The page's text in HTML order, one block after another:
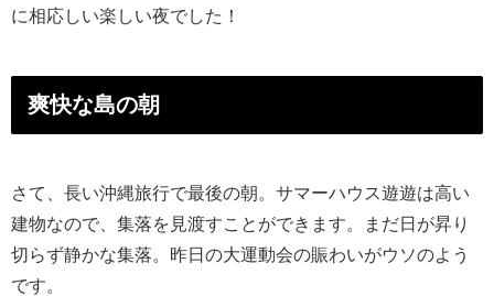
に相応しい楽しい夜でした！
爽快な島の朝
さて、長い沖縄旅行で最後の朝。サマーハウス遊遊は高い
建物なので、集落を見渡すことができます。まだ日が昇り
切らず静かな集落。昨日の大運動会の賑わいがウソのよう
です。